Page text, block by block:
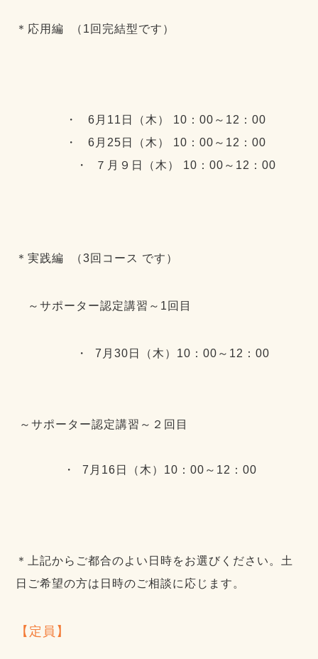
＊応用編 （1回完結型です）
・ 6月11日（木） 10：00～12：00
・ 6月25日（木） 10：00～12：00
・ ７月９日（木） 10：00～12：00
＊実践編 （3回コース です）
～サポーター認定講習～1回目
・ 7月30日（木）10：00～12：00
～サポーター認定講習～２回目
・ 7月16日（木）10：00～12：00
＊上記からご都合のよい日時をお選びください。土
日ご希望の方は日時のご相談に応じます。
【定員】